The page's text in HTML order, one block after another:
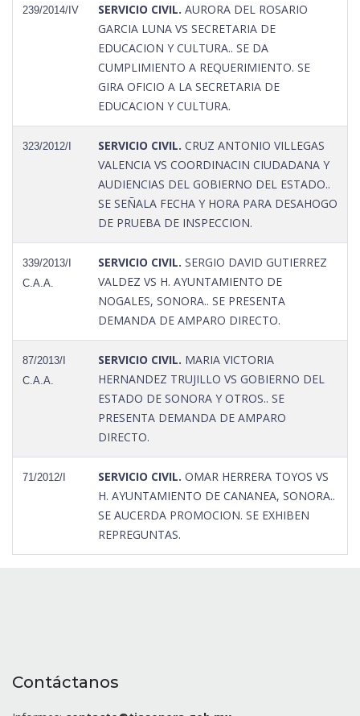
239/2014/IV SERVICIO CIVIL. AURORA DEL ROSARIO
GARCIA LUNA VS SECRETARIA DE
EDUCACION Y CULTURA.. SE DA
CUMPLIMIENTO A REQUERIMIENTO. SE
GIRA OFICIO A LA SECRETARIA DE
EDUCACION Y CULTURA.
323/2012/I SERVICIO CIVIL. CRUZ ANTONIO VILLEGAS
VALENCIA VS COORDINACIN CIUDADANA Y
AUDIENCIAS DEL GOBIERNO DEL ESTADO..
SE SEÑALA FECHA Y HORA PARA DESAHOGO
DE PRUEBA DE INSPECCION.
339/2013/I
C.A.A.
SERVICIO CIVIL. SERGIO DAVID GUTIERREZ
VALDEZ VS H. AYUNTAMIENTO DE
NOGALES, SONORA.. SE PRESENTA
DEMANDA DE AMPARO DIRECTO.
87/2013/I
C.A.A.
SERVICIO CIVIL. MARIA VICTORIA
HERNANDEZ TRUJILLO VS GOBIERNO DEL
ESTADO DE SONORA Y OTROS.. SE
PRESENTA DEMANDA DE AMPARO
DIRECTO.
71/2012/I SERVICIO CIVIL. OMAR HERRERA TOYOS VS
H. AYUNTAMIENTO DE CANANEA, SONORA..
SE AUCERDA PROMOCION. SE EXHIBEN
REPREGUNTAS.
Contáctanos